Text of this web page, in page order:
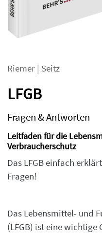
Riemer | Seitz
LFGB
Fragen & Antworten
Leitfaden für die
Verbraucherschutz
Das LFGB einfach
Fragen!
Das Lebensmittel- und
(LFGB) ist eine wichtige